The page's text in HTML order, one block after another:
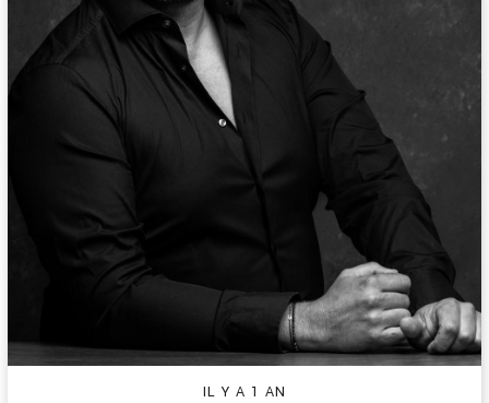
IL Y A 1 AN